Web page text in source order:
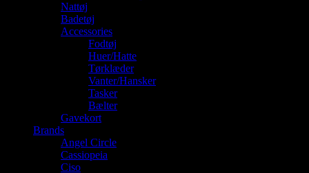
Nattøj
Badetøj
Accessories
Fodtøj
Huer/Hatte
Tørklæder
Vanter/Hansker
Tasker
Bælter
Gavekort
Brands
Angel Circle
Cassiopeia
Ciso